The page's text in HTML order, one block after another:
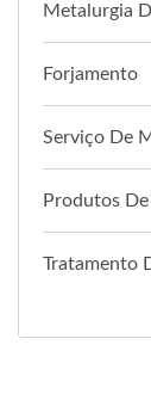
Metalurgia
Forjamento
Serviço De
Produtos
Tratamento